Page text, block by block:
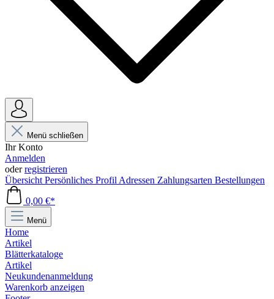
Menü schließen
Ihr Konto
Anmelden
oderregistrieren
Übersicht Persönliches Profil Adressen Zahlungsarten Bestellungen
0,00 €*
Menü
Home
Artikel
Blätterkataloge
Artikel
Neukundenanmeldung
Warenkorb anzeigen